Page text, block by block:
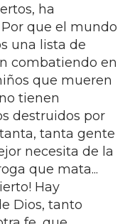
ha
que el mundo
una lista de
combatiendo en
que mueren
tienen
destruidos por
tanta gente
necesita de la
que mata...
Hay
Dios, tanto